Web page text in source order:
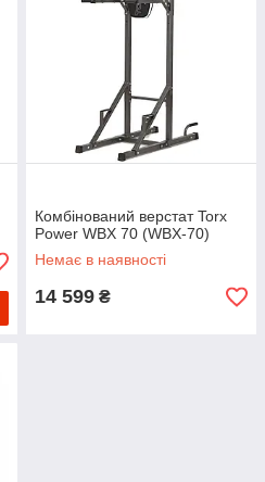
Комбінований верстат Torx
Power WBX 70 (WBX-70)
Немає в наявності
14 599 ₴